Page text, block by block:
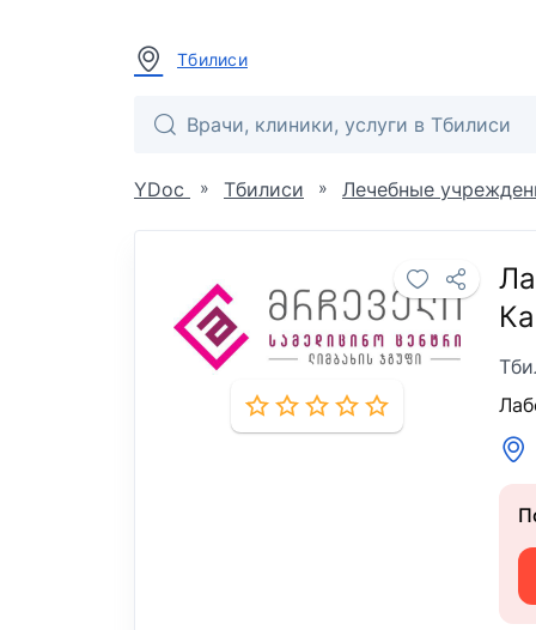
Тбилиси
YDoc » Тбилиси » Лечебные